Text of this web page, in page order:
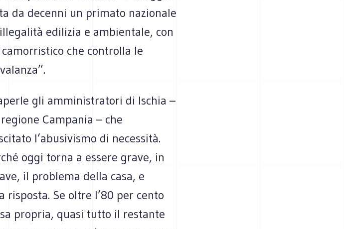
da decenni un primato nazionale
edilizia e ambientale, con
che controlla le
gli amministratori di Ischia –
Campania – che
l’abusivismo di necessità.
oggi torna a essere grave, in
il problema della casa, e
risposta. Se oltre l’80 per cento
propria, quasi tutto il restante